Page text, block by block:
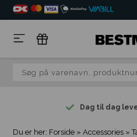
Dag til dag
Du er her: Forside »Accessories »